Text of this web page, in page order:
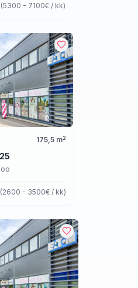
(5300 - 7100€ / kk)
175,5 m2
(2600 - 3500€ / kk)